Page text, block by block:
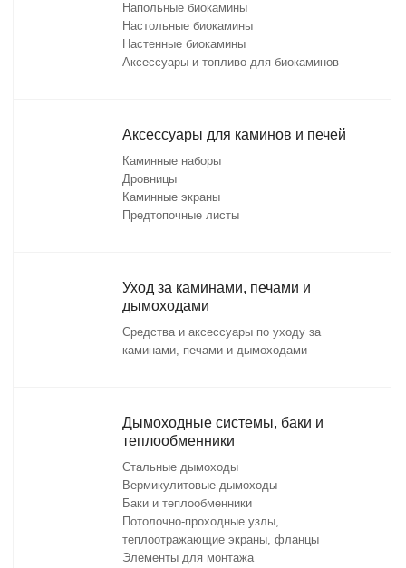
Напольные биокамины
Настольные биокамины
Настенные биокамины
Аксессуары и топливо для биокаминов
Аксессуары для каминов и печей
Каминные наборы
Дровницы
Каминные экраны
Предтопочные листы
Уход за каминами, печами и
дымоходами
Средства и аксессуары по уходу за
каминами, печами и дымоходами
Дымоходные системы, баки и
теплообменники
Стальные дымоходы
Вермикулитовые дымоходы
Баки и теплообменники
Потолочно-проходные узлы,
теплоотражающие экраны, фланцы
Элементы для монтажа